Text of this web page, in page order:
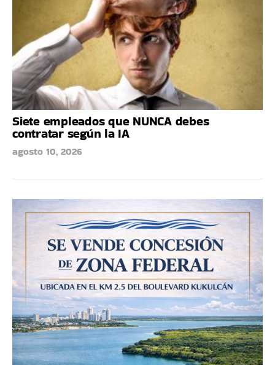
Siete empleados que NUNCA debes
contratar según la IA
agosto 10, 2026